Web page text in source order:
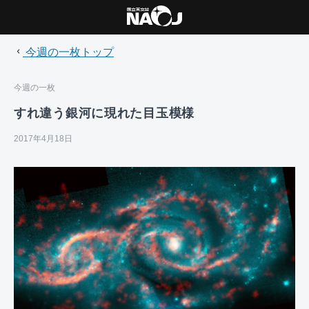
今週の一枚トップ
今週の一枚
すれ違う銀河に現れた目玉模様
2017年4月18日